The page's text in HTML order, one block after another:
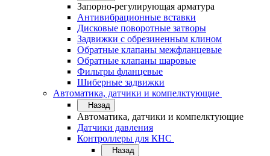
Запорно-регулирующая арматура
Антивибрационные вставки
Дисковые поворотные затворы
Задвижки с обрезиненным клином
Обратные клапаны межфланцевые
Обратные клапаны шаровые
Фильтры фланцевые
Шиберные задвижки
Автоматика, датчики и компелктующие
Назад
Автоматика, датчики и компелктующие
Датчики давления
Контроллеры для КНС
Назад